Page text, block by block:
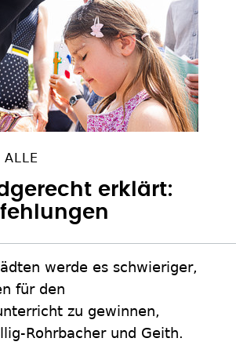
ALLE
erklärt:
werde es schwieriger,
für den
zu gewinnen,
Rohrbacher und Geith.